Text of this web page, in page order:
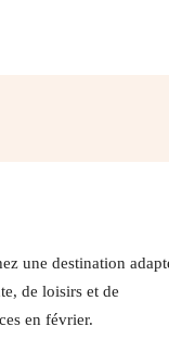
une destination
de loisirs et de
en février.